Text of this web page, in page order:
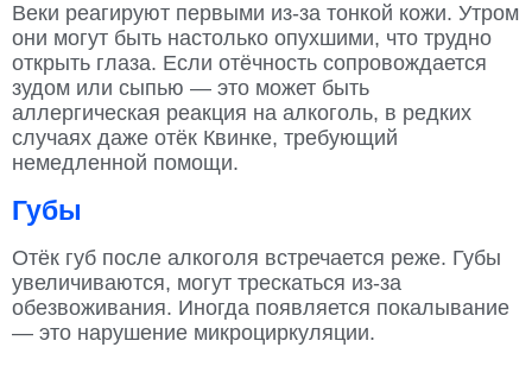
Веки реагируют первыми из-за тонкой кожи. Утром
они могут быть настолько опухшими, что трудно
открыть глаза. Если отёчность сопровождается
зудом или сыпью — это может быть
аллергическая реакция на алкоголь, в редких
случаях даже отёк Квинке, требующий
немедленной помощи.
Губы
Отёк губ после алкоголя встречается реже. Губы
увеличиваются, могут трескаться из-за
обезвоживания. Иногда появляется покалывание
— это нарушение микроциркуляции.